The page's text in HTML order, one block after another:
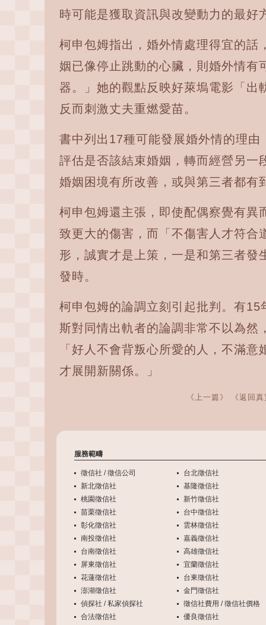
時可能是獲取資訊與改變動力的最好
柯申包姆指出，婚外情處理得宜的話
姻已像停止跳動的心臟，則婚外情有
器。」她的觀點反映好萊塢電影「
反而刺激丈夫重燃愛苗。
書中列出17種可能發展婚外情的理
評估是否該結束婚姻，轉而經營另一
婚姻困境有所改善，或與第三者都有
柯申包姆還主張，即使配偶察覺有異
致更大的傷害，而「不傷害人才符合
形，誠實才是上策，一是和第三者
發時。
柯申包姆的論調立刻引起批判。有15
斯對同情出軌者的論調非常不以為然
「好人不會背叛心所愛的人，不滿
才展開新關係。」
《上一篇》 《返回
服務範疇
徵信社 / 徵信公司
台北徵信社
新北徵信社
基隆徵信社
桃園徵信社
新竹徵信社
苗栗徵信社
台中徵信社
彰化徵信社
雲林徵信社
南投徵信社
嘉義徵信社
台南徵信社
高雄徵信社
屏東徵信社
宜蘭徵信社
花蓮徵信社
台東徵信社
澎湖徵信社
金門徵信社
偵探社 / 私家偵探社
徵信社費用 / 徵信社價格
合法徵信社
優良徵信社